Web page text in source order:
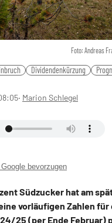
Foto: Andreas
Dividendenkürzung
‧ Marion Schlegel
bevorzugen
Südzucker hat am
vorläufigen Zahlen für
25 (per Ende Februar)